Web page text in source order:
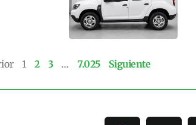
1 2 3 … 7.025 Siguiente